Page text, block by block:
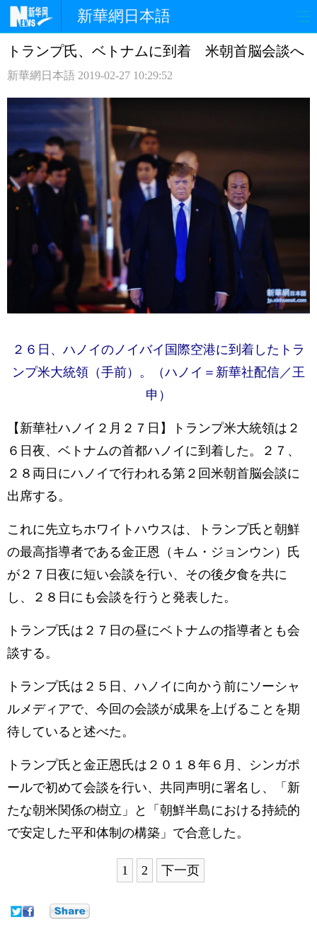
新華網日本語
ホームページ 政治 経済
観光
中日対訳
トランプ氏、ベトナムに到着 米朝首脳会談へ
新華網日本語 2019-02-27 10:29:52
２６日、ハノイのノイバイ国際空港に到着したトラ
ンプ米大統領（手前）。（ハノイ＝新華社配信／王
申）
【新華社ハノイ２月２７日】トランプ米大統領は２
６日夜、ベトナムの首都ハノイに到着した。２７、
２８両日にハノイで行われる第２回米朝首脳会談に
出席する。
これに先立ちホワイトハウスは、トランプ氏と朝鮮
の最高指導者である金正恩（キム・ジョンウン）氏
が２７日夜に短い会談を行い、その後夕食を共に
し、２８日にも会談を行うと発表した。
トランプ氏は２７日の昼にベトナムの指導者とも会
談する。
トランプ氏は２５日、ハノイに向かう前にソーシャ
ルメディアで、今回の会談が成果を上げることを期
待していると述べた。
トランプ氏と金正恩氏は２０１８年６月、シンガポ
ールで初めて会談を行い、共同声明に署名し、「新
たな朝米関係の樹立」と「朝鮮半島における持続的
で安定した平和体制の構築」で合意した。
1 2 下一页